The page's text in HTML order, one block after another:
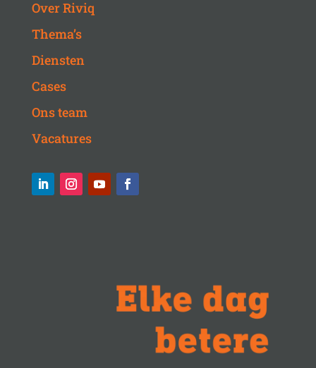
Over Riviq
Thema’s
Diensten
Cases
Ons team
Vacatures